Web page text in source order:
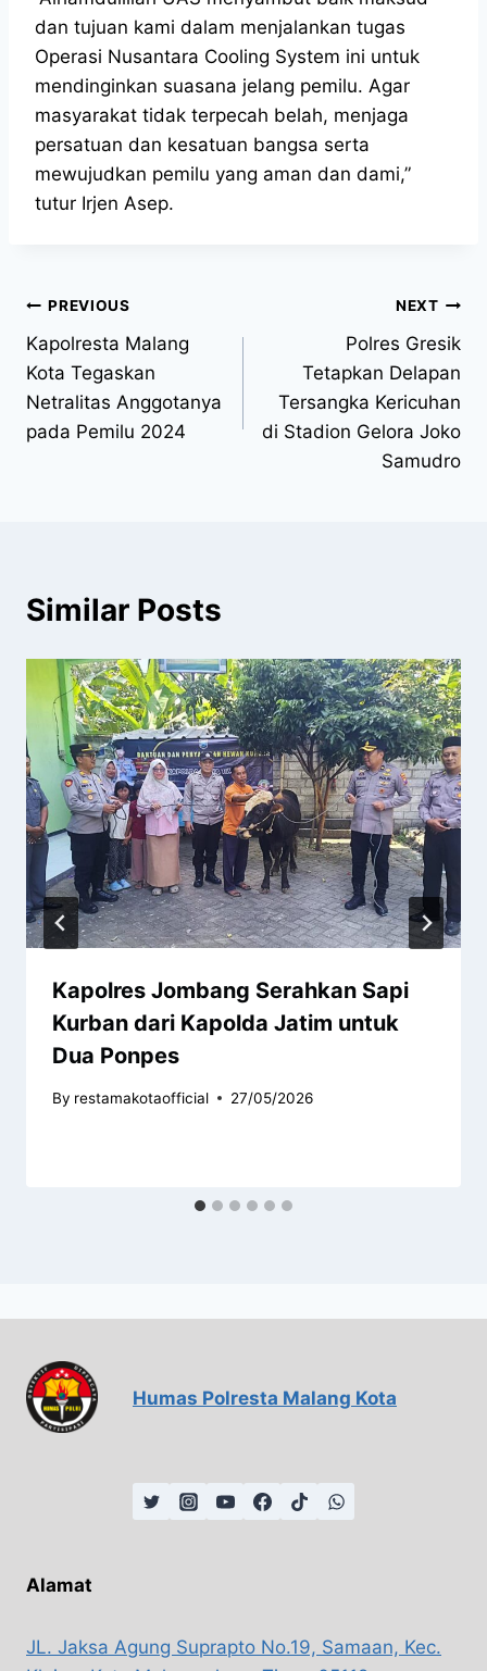
dan tujuan kami dalam menjalankan tugas
Operasi Nusantara Cooling System ini untuk
mendinginkan suasana jelang pemilu. Agar
masyarakat tidak terpecah belah, menjaga
persatuan dan kesatuan bangsa serta
mewujudkan pemilu yang aman dan dami,”
tutur Irjen Asep.
PREVIOUS
Kapolresta Malang
Kota Tegaskan
Netralitas Anggotanya
pada Pemilu 2024
NEXT
Polres Gresik
Tetapkan Delapan
Tersangka Kericuhan
di Stadion Gelora Joko
Samudro
Similar Posts
Kapolres Jombang Serahkan Sapi
Kurban dari Kapolda Jatim untuk
Dua Ponpes
By restamakotaofficial 27/05/2026
Humas Polresta Malang Kota
Alamat
JL. Jaksa Agung Suprapto No.19, Samaan, Kec.